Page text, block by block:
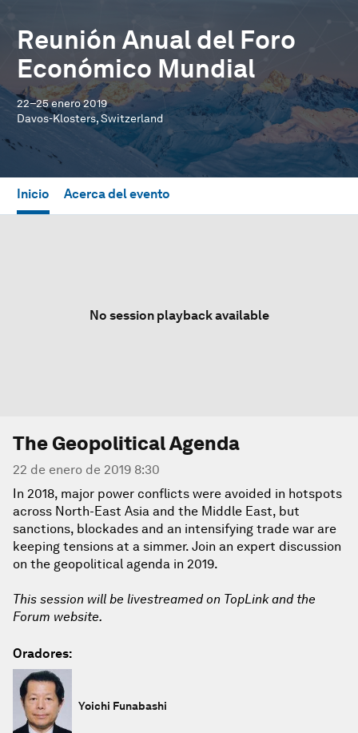
Reunión Anual del Foro
Económico Mundial
22–25 enero 2019
Davos-Klosters, Switzerland
Inicio Acerca del evento
No session playback available
The Geopolitical Agenda
22 de enero de 2019 8:30
In 2018, major power conflicts were avoided in hotspots
across North-East Asia and the Middle East, but
sanctions, blockades and an intensifying trade war are
keeping tensions at a simmer. Join an expert discussion
on the geopolitical agenda in 2019.
This session will be livestreamed on TopLink and the
Forum website.
Oradores:
Yoichi Funabashi